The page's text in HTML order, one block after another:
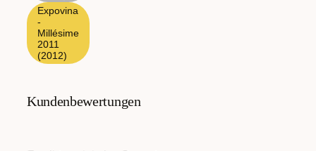
Expovina
-
Millésime
2011
(2012)
Kundenbewertungen